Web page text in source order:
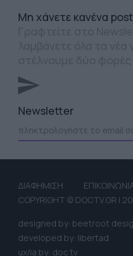
Mη χάνετε κανένα post
Newsletter
ΔΙΑΦΗΜΙΣΗ
COPYRIGHT © DOCTV.GR |
designed by: beetroot
developed by: libertad
ux/ia by: doc tv